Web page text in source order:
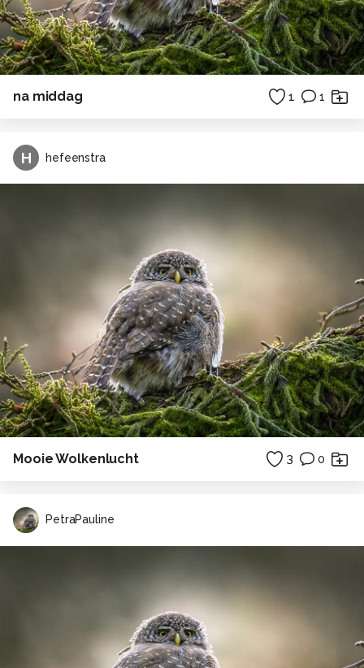
na middag 1 1
H hefeenstra
Mooie Wolkenlucht 3 0
PetraPauline